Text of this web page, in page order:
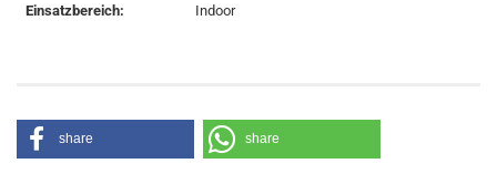
Einsatzbereich: Indoor
share share